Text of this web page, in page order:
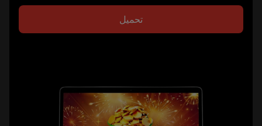
تحميل